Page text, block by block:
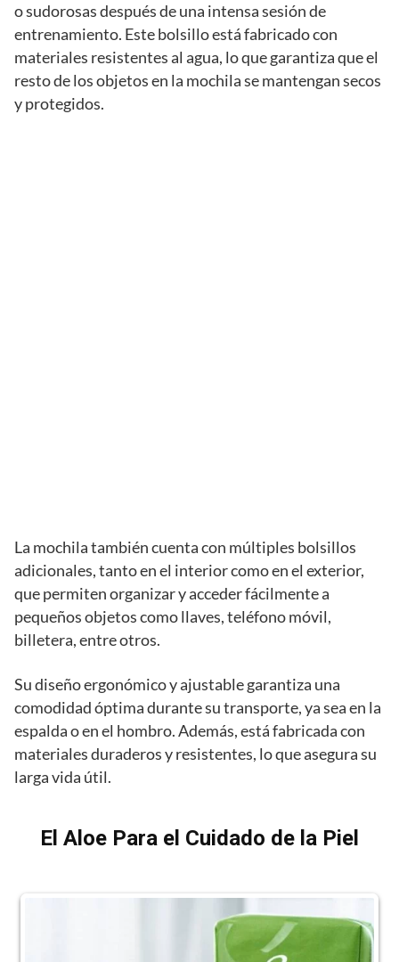
o sudorosas después de una intensa sesión de
entrenamiento. Este bolsillo está fabricado con
materiales resistentes al agua, lo que garantiza que el
resto de los objetos en la mochila se mantengan secos
y protegidos.
La mochila también cuenta con múltiples bolsillos
adicionales, tanto en el interior como en el exterior,
que permiten organizar y acceder fácilmente a
pequeños objetos como llaves, teléfono móvil,
billetera, entre otros.
Su diseño ergonómico y ajustable garantiza una
comodidad óptima durante su transporte, ya sea en la
espalda o en el hombro. Además, está fabricada con
materiales duraderos y resistentes, lo que asegura su
larga vida útil.
El Aloe Para el Cuidado de la Piel